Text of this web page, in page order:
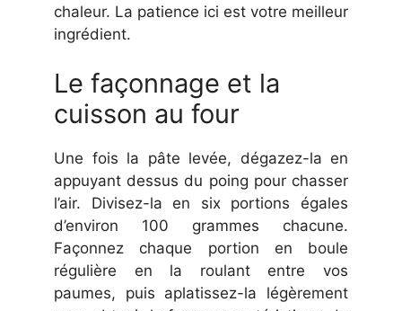
chaleur. La patience ici est votre meilleur
ingrédient.
Le façonnage et la
cuisson au four
Une fois la pâte levée, dégazez-la en
appuyant dessus du poing pour chasser
l’air. Divisez-la en six portions égales
d’environ 100 grammes chacune.
Façonnez chaque portion en boule
régulière en la roulant entre vos
paumes, puis aplatissez-la légèrement